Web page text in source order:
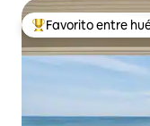
Favorito entre los
Favorito entre